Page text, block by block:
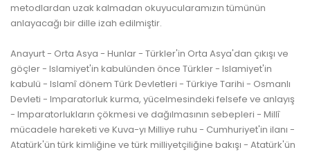
metodlardan uzak kalmadan okuyucularamızın tümünün
anlayacağı bir dille izah edilmiştir.
Anayurt - Orta Asya - Hunlar - Türkler'in Orta Asya'dan çıkışı ve
göçler - Islamiyet'in kabulünden önce Türkler - Islamiyet'in
kabulü - Islamî dönem Türk Devletleri - Türkiye Tarihi - Osmanlı
Devleti - Imparatorluk kurma, yücelmesindeki felsefe ve anlayış
- Imparatorlukların çökmesi ve dağılmasının sebepleri - Millî
mücadele hareketi ve Kuva-yı Milliye ruhu - Cumhuriyet'in ilanı -
Atatürk'ün türk kimliğine ve türk milliyetçiliğine bakışı - Atatürk'ün